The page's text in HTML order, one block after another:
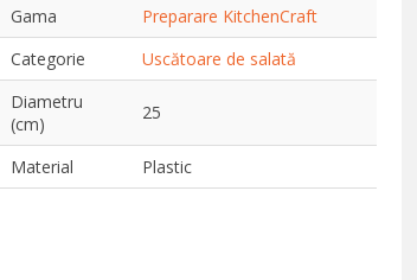
Gama
Preparare KitchenCraft
Categorie
Uscătoare de salată
Diametru
(cm)
25
Material Plastic